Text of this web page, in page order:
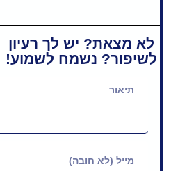
לך רעיון
לשמוע!